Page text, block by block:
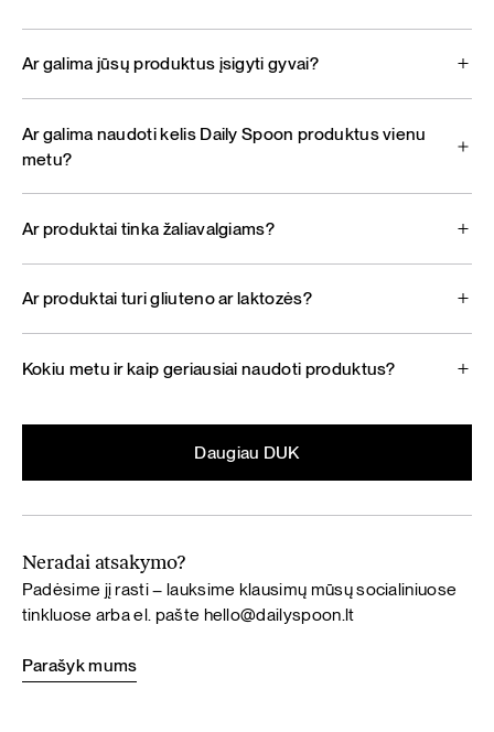
Ar galima jūsų produktus įsigyti gyvai?
Ar galima naudoti kelis Daily Spoon produktus vienu
metu?
Ar produktai tinka žaliavalgiams?
Ar produktai turi gliuteno ar laktozės?
Kokiu metu ir kaip geriausiai naudoti produktus?
Daugiau DUK
Neradai atsakymo?
Padėsime jį rasti – lauksime klausimų mūsų socialiniuose
tinkluose arba el. pašte hello@dailyspoon.lt
Parašyk mums